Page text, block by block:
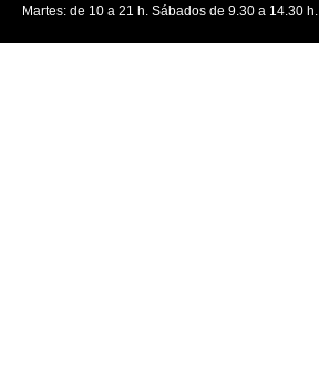
Martes: de 10 a 21 h. Sábados de 9.30 a 14.30 h.